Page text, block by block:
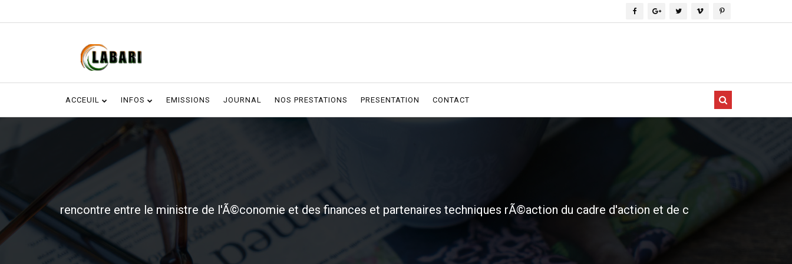
ACCEUIL INFOS EMISSIONS JOURNAL NOS PRESTATIONS PRESENTATION CONTACT
rencontre entre le ministre de l'Ã©conomie et des finances et partenaires techniques rÃ©action du cadre d'action et de c